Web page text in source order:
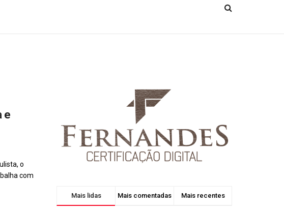
e
o
com
Mais lidas Mais comentadas Mais recentes